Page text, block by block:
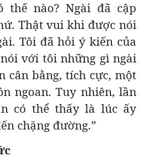
thế nào? Ngài đã cập
Thật vui khi được nói
Tôi đã hỏi ý kiến của
với tôi những gì ngài
cân bằng, tích cực, một
ngoan. Tuy nhiên, lần
có thể thấy là lúc ấy
chặng đường.”